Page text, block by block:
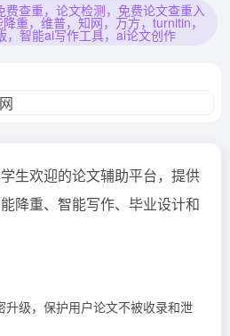
查重，论文检测，免费论文查重入
重，维普，知网，万方，turnitin，
，智能ai写作工具，ai论文创作
生欢迎的论文辅助平台，提供
降重、智能写作、毕业设计和
升级，保护用户论文不被收录和泄